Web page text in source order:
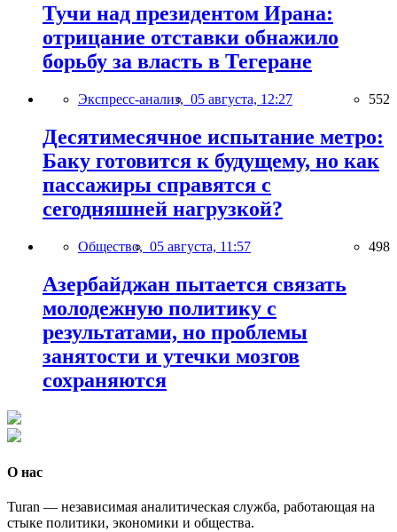
Тучи над президентом Ирана:
отрицание отставки обнажило
борьбу за власть в Тегеране
Экспресс-анализ, 05 августа, 12:27 552
Десятимесячное испытание метро:
Баку готовится к будущему, но как
пассажиры справятся с
сегодняшней нагрузкой?
Общество, 05 августа, 11:57 498
Азербайджан пытается связать
молодежную политику с
результатами, но проблемы
занятости и утечки мозгов
сохраняются
О нас
Turan — независимая аналитическая служба, работающая на
стыке политики, экономики и общества.